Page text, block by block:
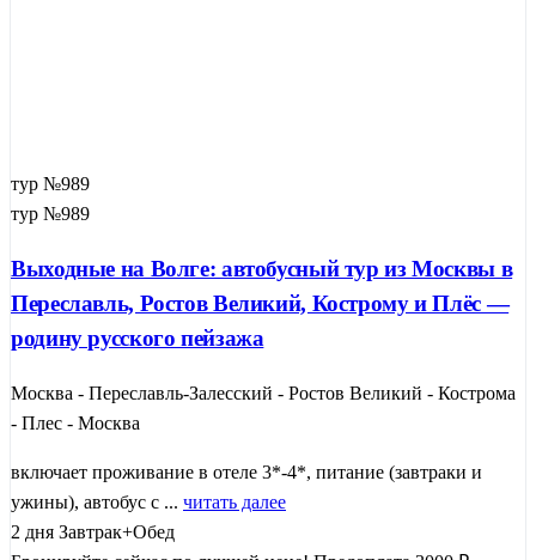
тур №989
тур №989
Выходные на Волге: автобусный тур из Москвы в
Переславль, Ростов Великий, Кострому и Плёс —
родину русского пейзажа
Москва - Переславль-Залесский - Ростов Великий - Кострома
- Плес - Москва
включает проживание в отеле 3*-4*, питание (завтраки и
ужины), автобус с ... читать далее
2 дня Завтрак+Обед